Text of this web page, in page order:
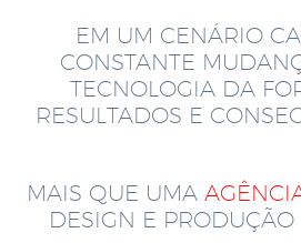
EM UM CENÁRIO
CONSTANTE
TECNOLOGIA DA
RESULTADOS E
MAIS QUE UMA
DESIGN E